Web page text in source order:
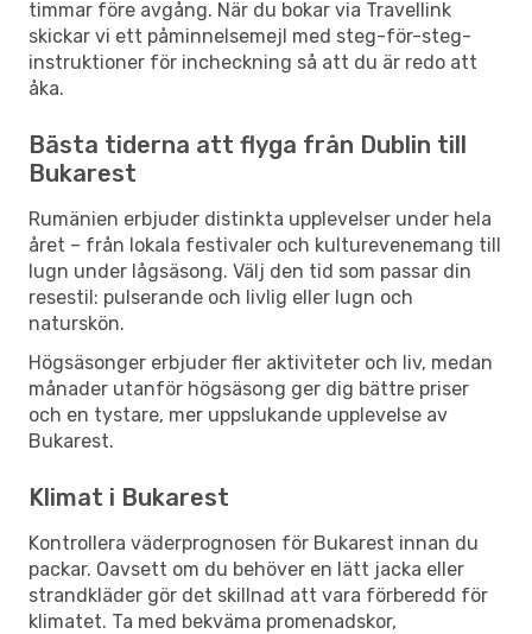
timmar före avgång. När du bokar via Travellink
skickar vi ett påminnelsemejl med steg-för-steg-
instruktioner för incheckning så att du är redo att
åka.
Bästa tiderna att flyga från Dublin till
Bukarest
Rumänien erbjuder distinkta upplevelser under hela
året – från lokala festivaler och kulturevenemang till
lugn under lågsäsong. Välj den tid som passar din
resestil: pulserande och livlig eller lugn och
naturskön.
Högsäsonger erbjuder fler aktiviteter och liv, medan
månader utanför högsäsong ger dig bättre priser
och en tystare, mer uppslukande upplevelse av
Bukarest.
Klimat i Bukarest
Kontrollera väderprognosen för Bukarest innan du
packar. Oavsett om du behöver en lätt jacka eller
strandkläder gör det skillnad att vara förberedd för
klimatet. Ta med bekväma promenadskor,